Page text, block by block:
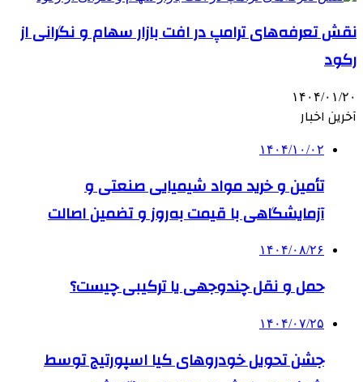
نقش تعرفه‌های ترامپ در افت بازار سهام و نگرانی از
رکود
۱۴۰۴/۰۱/۲۰
آخرین اخبار
۱۴۰۴/۱۰/۰۲
تأمین و خرید مواد شیمیایی صنعتی و
آزمایشگاهی با قیمت به‌روز و تضمین اصالت
۱۴۰۴/۰۸/۲۶
حمل و نقل چندوجهی یا ترکیبی چیست؟
۱۴۰۴/۰۷/۲۵
جشن تحویل خودروهای کیا اسپورتیج توسط